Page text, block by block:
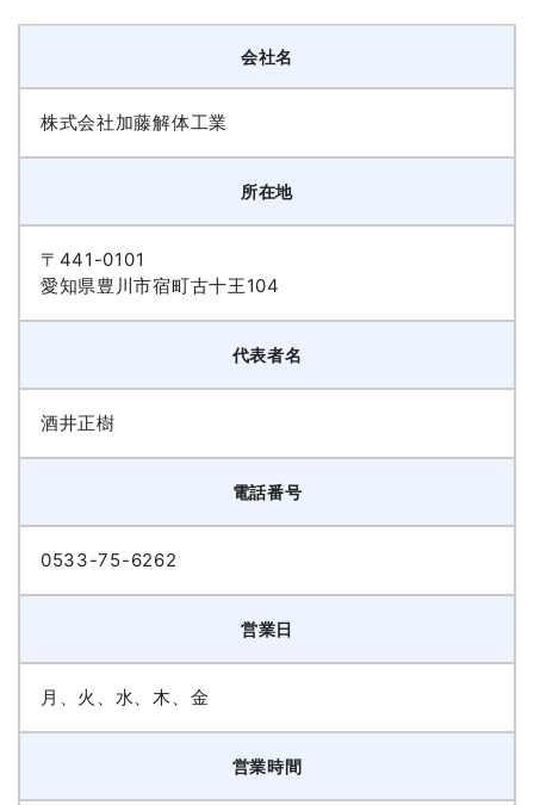
会社名
株式会社加藤解体工業
所在地
〒441-0101
愛知県豊川市宿町古十王104
代表者名
酒井正樹
電話番号
0533-75-6262
営業日
月、火、水、木、金
営業時間